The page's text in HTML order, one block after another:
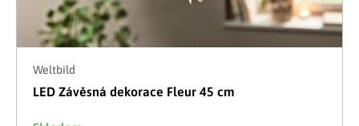
Weltbild
LED Závěsná dekorace Fleur 45 cm